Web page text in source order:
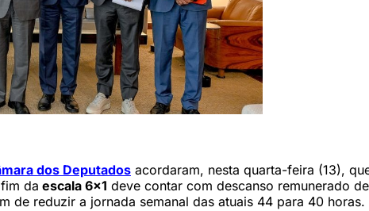
dos Deputados acordaram, nesta quarta-feira (13),
da escala 6x1 deve contar com descanso remunerado
de reduzir a jornada semanal das atuais 44 para 40 horas.